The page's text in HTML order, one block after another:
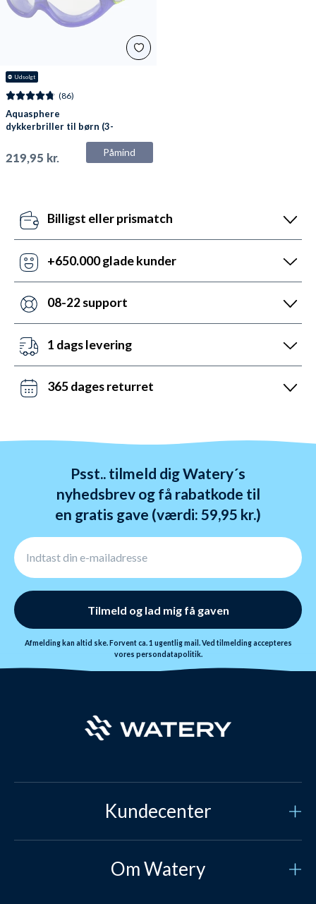
⛔ Udsolgt
(86)
Aquasphere
dykkerbriller til børn (3-
219,95 kr. Påmind
Billigst eller prismatch
Vores pris-robotter opdaterer dagligt alle vores
priser ift. konkurrenterne. Misser de, så udnyt vores
+650.000 glade kunder
Med +6 år i markedet, så har vi hjulpet flere end
nogen andre med udstyr til vandsport. Heldigvis kan
08-22 support
Vi er sat i verden for at hjælpe. Derfor er vores
kundeservice åben mandag til fredag fra 08 til 22.
1 dags levering
Det kan du opnå ved bestilling før kl. 22:00 alle ugens
dage - også i weekenden. Vi sender med DAO, Bring
365 dages returret
behandles indenfor 24 timer.
Psst.. tilmeld dig Watery´s
nyhedsbrev og få rabatkode til
en gratis gave (værdi: 59,95 kr.)
Tilmeld og lad mig få gaven
Afmelding kan altid ske. Forvent ca. 1 ugentlig mail. Ved tilmelding accepteres
vores persondatapolitik.
Kundecenter
Kontakt os
Om Watery